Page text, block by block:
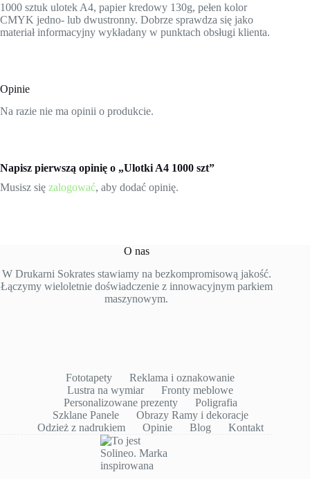
1000 sztuk ulotek A4, papier kredowy 130g, pełen kolor
CMYK jedno- lub dwustronny. Dobrze sprawdza się jako
materiał informacyjny wykładany w punktach obsługi klienta.
Opinie
Na razie nie ma opinii o produkcie.
Napisz pierwszą opinię o „Ulotki A4 1000 szt”
Musisz się zalogować, aby dodać opinię.
O nas
W Drukarni Sokrates stawiamy na bezkompromisową jakość.
Łączymy wieloletnie doświadczenie z innowacyjnym parkiem
maszynowym.
Fototapety
Reklama i oznakowanie
Lustra na wymiar
Fronty meblowe
Personalizowane prezenty
Poligrafia
Szklane Panele
Obrazy Ramy i dekoracje
Odzież z nadrukiem
Opinie Blog Kontakt